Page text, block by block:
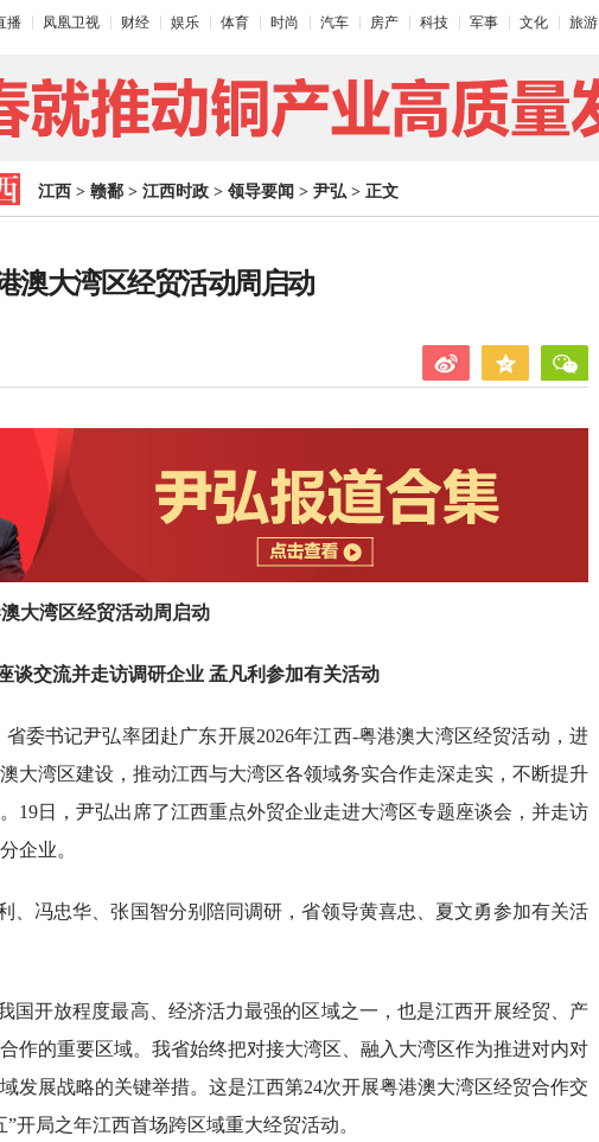
播 凤凰卫视 财经 娱乐 体育 时尚 汽车 房产 科技 军事 文化 旅游
江西 > 赣鄱 > 江西时政 > 领导要闻 > 尹弘 > 正文
澳大湾区经贸活动周启动
大湾区经贸活动周启动
谈交流并走访调研企业 孟凡利参加有关活动
省委书记尹弘率团赴广东开展2026年江西-粤港澳大湾区经贸活动，进
大湾区建设，推动江西与大湾区各领域务实合作走深走实，不断提升
19日，尹弘出席了江西重点外贸企业走进大湾区专题座谈会，并走访
企业。
、冯忠华、张国智分别陪同调研，省领导黄喜忠、夏文勇参加有关活
国开放程度最高、经济活力最强的区域之一，也是江西开展经贸、产
作的重要区域。我省始终把对接大湾区、融入大湾区作为推进对内对
发展战略的关键举措。这是江西第24次开展粤港澳大湾区经贸合作交
开局之年江西首场跨区域重大经贸活动。